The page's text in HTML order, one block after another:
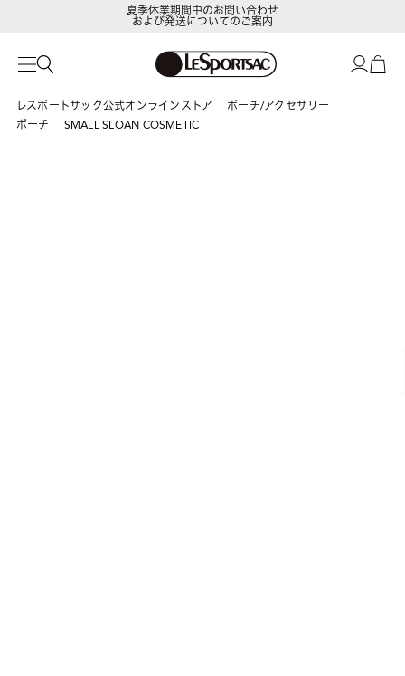
夏季休業期間中のお問い合わせ
および発送についてのご案内
レスポートサック公式オンラインストア
ポーチ/アクセサリー
ポーチ
SMALL SLOAN COSMETIC